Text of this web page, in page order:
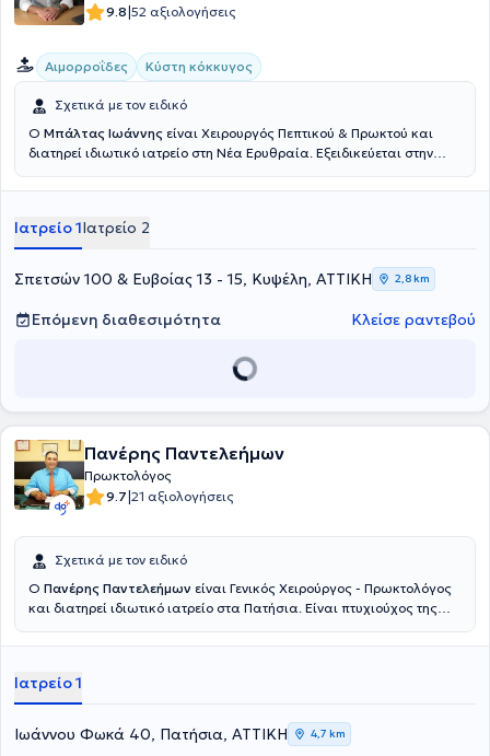
9.8|52 αξιολογήσεις
Αιμορροΐδες Κύστη κόκκυγος
Σχετικά με τον ειδικό
Ο Μπάλτας Ιωάννης είναι Χειρουργός Πεπτικού & Πρωκτού και
διατηρεί ιδιωτικό ιατρείο στη Νέα Ερυθραία. Εξειδικεύεται στην
καθώς και στην Ορθοπρωκτική Χειρουργική. Επιπλέον εξειδίκευση
πρωκτού, κύστη κόκκυγος). Διαθέτει πολυετή εμπειρία στην
αποτελεσματική και ασφαλή χειρουργική αντιμετώπιση της
παχυσαρκίας, της διαφραγματοκήλης, των παθήσεων του πεπτικού
συστήματος και των κηλών του κοιλιακού τοιχώματος. Τέλος,
παράλληλα με το ιδιωτικό του ιατρείο, συνεργάζεται με μεγάλες
ιδιωτικές κλινικές της Αττικής, όπως είναι το Μητέρα, το Ιατρικό
Ιατρείο 1Ιατρείο 2
Σπετσών 100 & Ευβοίας 13 - 15, Κυψέλη, ΑΤΤΙΚΗ 2,8 km
Επόμενη διαθεσιμότητα Κλείσε ραντεβού
Πανέρης Παντελεήμων
Πρωκτολόγος
9.7|21 αξιολογήσεις
Σχετικά με τον ειδικό
Ο Πανέρης Παντελεήμων είναι Γενικός Χειρούργος - Πρωκτολόγος
και διατηρεί ιδιωτικό ιατρείο στα Πατήσια. Είναι πτυχιούχος της
Βουδαπέστη και ειδικεύτηκε στη γενική χειρουργική στο Γενικό
εμπειρία σε παθήσεις όπως οι αιμορροΐδες, η κήλη, στην
αιμορραγία εντέρου, στην επιμήκη γαστρεκτομή, στα κονδυλώματα,
στη μαστοπάθεια και στο συρίγγιο πρωκτού και παρέχει υπηρεσίες
αφαίρεσης ραμμάτων και λαπαροσκοπικής αντιμετώπισης κήλης.
Ιατρείο 1
Ιωάννου Φωκά 40, Πατήσια, ΑΤΤΙΚΗ 4,7 km